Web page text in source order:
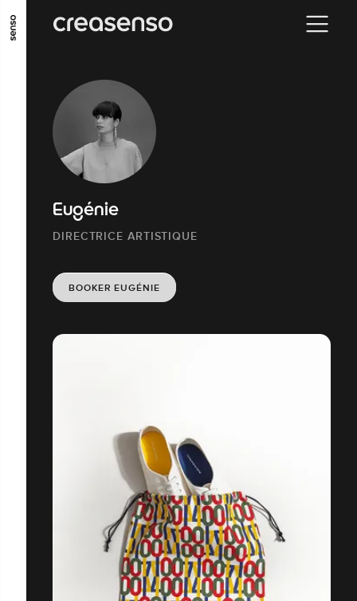
ALLER AU CONTENU PRINCIPAL
ALLER EN BAS DE PAGE
Eugénie
DIRECTRICE ARTISTIQUE
BOOKER EUGÉNIE